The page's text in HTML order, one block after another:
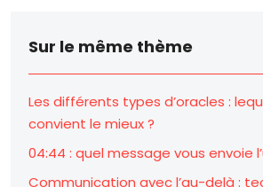
Sur le même thème
Les différents types d’oracles :
convient le mieux ?
04:44 : quel message vous envoie
Communication avec l’au-delà :